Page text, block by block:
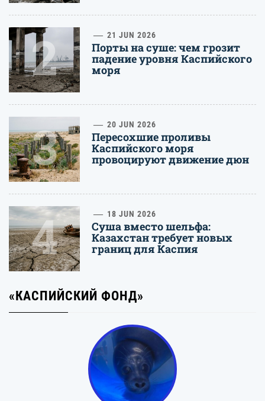
2 21 JUN 2026
Порты на суше: чем грозит
падение уровня Каспийского
моря
3 20 JUN 2026
Пересохшие проливы
Каспийского моря
провоцируют движение дюн
4 18 JUN 2026
Суша вместо шельфа:
Казахстан требует новых
границ для Каспия
«КАСПИЙСКИЙ ФОНД»